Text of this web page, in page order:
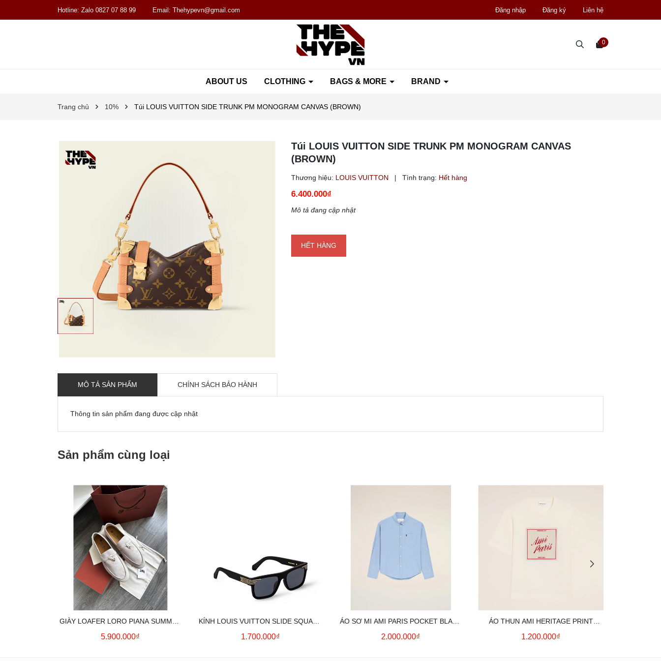
Hotline: Zalo 0827 07 88 99 Email: Thehypevn@gmail.com Đăng nhập Đăng ký Liên hệ
ABOUT US CLOTHING BAGS & MORE BRAND
0
Trang chủ 10% Túi LOUIS VUITTON SIDE TRUNK PM MONOGRAM CANVAS (BROWN)
Túi LOUIS VUITTON SIDE TRUNK PM MONOGRAM CANVAS
(BROWN)
Thương hiệu: LOUIS VUITTON | Tình trạng: Hết hàng
6.400.000₫
Mô tả đang cập nhật
HẾT HÀNG
MÔ TẢ SẢN PHẨM CHÍNH SÁCH BẢO HÀNH
Thông tin sản phẩm đang được cập nhật
Sản phẩm cùng loại
GIÀY LOAFER LORO PIANA SUMMER
CHARMS (CREAM)
5.900.000₫
KÍNH LOUIS VUITTON SLIDE SQUARE
SUNGLASSES
1.700.000₫
ÁO SƠ MI AMI PARIS POCKET BLACK
HEART LONG SLEEVE (BLUE)
2.000.000₫
ÁO THUN AMI HERITAGE PRINT
(WHITE CREAM)
1.200.000₫